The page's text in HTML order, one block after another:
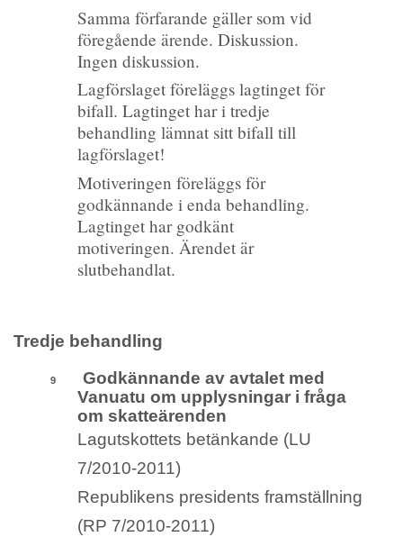
Samma förfarande gäller som vid
föregående ärende. Diskussion.
Ingen diskussion.
Lagförslaget föreläggs lagtinget för
bifall. Lagtinget har i tredje
behandling lämnat sitt bifall till
lagförslaget!
Motiveringen föreläggs för
godkännande i enda behandling.
Lagtinget har godkänt
motiveringen. Ärendet är
slutbehandlat.
Tredje behandling
9Godkännande av avtalet med
Vanuatu om upplysningar i fråga
om skatteärenden
Lagutskottets betänkande (LU
7/2010-2011)
Republikens presidents framställning
(RP 7/2010-2011)